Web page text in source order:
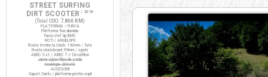
STREET SURFING
DIRT SCOOTER / 2016
(Total ODO: 7.866 KM )
PLATFORMA / FURCA
Platforma fixa aluminiu
Furca otel tip BMX
ROTI / ANVELOPE
Roata trotineta Oxelo 150mm / fata
Roata skateboard 59mm / spate
ABEC 5 x1 / ABEC 7 // Decathlon
Jante nylon/fibra de sticla
Anvelope 200x40
ACCESORII
Suport Oxelo / platforma pentru copil